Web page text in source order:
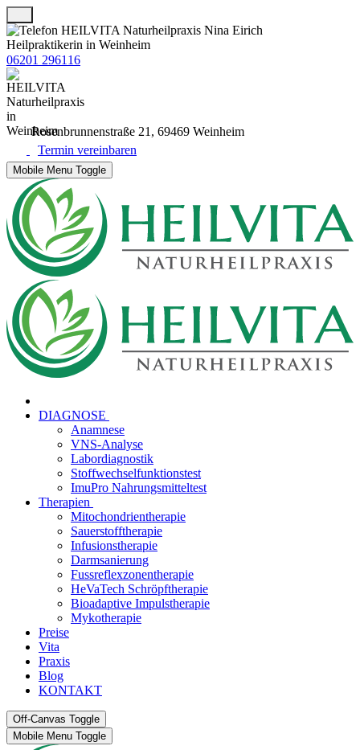
06201 296116
Rosenbrunnenstraße 21, 69469 Weinheim
Termin vereinbaren
Mobile Menu Toggle
DIAGNOSE
Anamnese
VNS-Analyse
Labordiagnostik
Stoffwechselfunktionstest
ImuPro Nahrungsmitteltest
Therapien
Mitochondrientherapie
Sauerstofftherapie
Infusionstherapie
Darmsanierung
Fussreflexzonentherapie
HeVaTech Schröpftherapie
Bioadaptive Impulstherapie
Mykotherapie
Preise
Vita
Praxis
Blog
KONTAKT
Off-Canvas Toggle
Mobile Menu Toggle